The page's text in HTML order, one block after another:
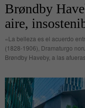
Brøndby
aire,
«La belleza es el acuerdo
(1828-1906), Dramaturgo
Brøndby Haveby, a las